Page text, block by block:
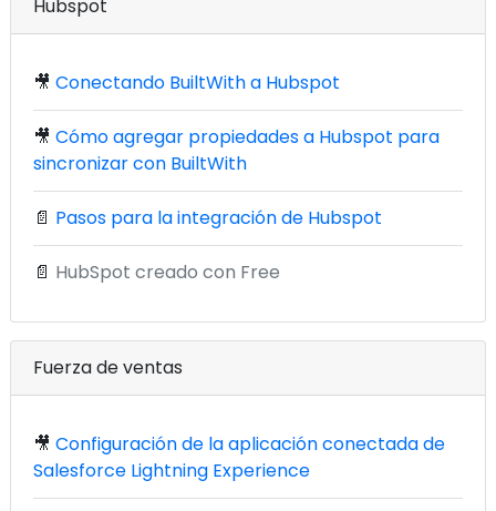
Hubspot
🎥 Conectando BuiltWith a Hubspot
🎥 Cómo agregar propiedades a Hubspot para
sincronizar con BuiltWith
📄 Pasos para la integración de Hubspot
📄 HubSpot creado con Free
Fuerza de ventas
🎥 Configuración de la aplicación conectada de
Salesforce Lightning Experience